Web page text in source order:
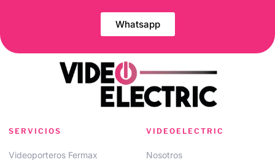
Whatsapp
SERVICIOS
Videoporteros Fermax
VIDEOELECTRIC
Nosotros